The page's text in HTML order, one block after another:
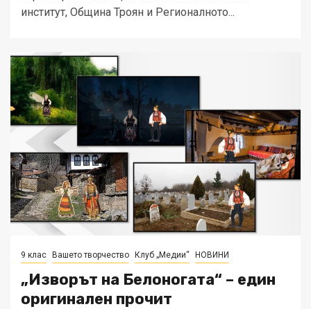
институт, Община Троян и Регионалното...
9 клас Вашето творчество Клуб „Медии“ НОВИНИ
„Изворът на Белоногата“ – един
оригинален прочит